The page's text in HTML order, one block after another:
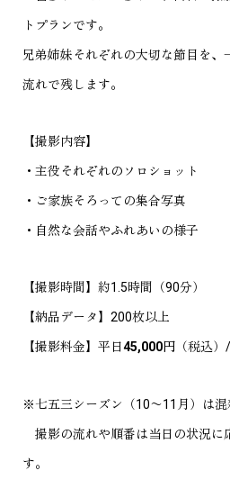
トプランです。
兄弟姉妹それぞれの大切な節目を、
流れで残します。
【撮影内容】
・主役それぞれのソロショット
・ご家族そろっての集合写真
・自然な会話やふれあいの様子
【撮影時間】約1.5時間（90分）
【納品データ】200枚以上
【撮影料金】平日45,000円（税込）
※七五三シーズン（10〜11月）は混
撮影の流れや順番は当日の状況に
す。